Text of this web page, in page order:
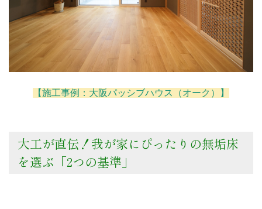
【施工事例：大阪パッシブハウス（オーク）】
大工が直伝！我が家にぴったりの無垢床
を選ぶ「2つの基準」